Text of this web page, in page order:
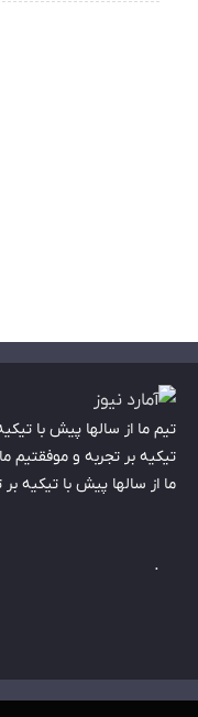
تیم ما از سالها پیش با
تیکیه بر تجربه و موفقتیم
ما از سالها پیش با تیکیه
.